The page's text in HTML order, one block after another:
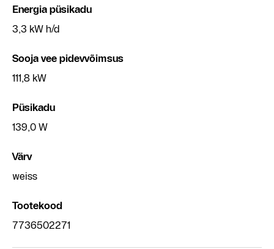
Energia püsikadu
3,3 kW h/d
Sooja vee pidevvõimsus
111,8 kW
Püsikadu
139,0 W
Värv
weiss
Tootekood
7736502271